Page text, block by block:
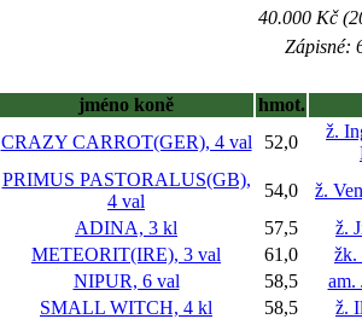
40.000 Kč
Zápisné:
jméno koně
hmot.
CRAZY CARROT(GER), 4 val 52,0
ž.
PRIMUS PASTORALUS(GB),
4 val
54,0
ž.
ADINA, 3 kl 57,5
ž.
METEORIT(IRE), 3 val 61,0
žk.
NIPUR, 6 val 58,5
am.
SMALL WITCH, 4 kl 58,5
ž.